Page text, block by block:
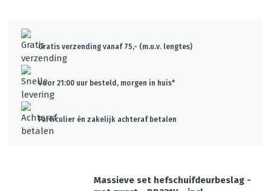
Gratis verzending vanaf 75,- (m.u.v. lengtes)
Voor 21:00 uur besteld, morgen in huis*
Particulier én zakelijk achteraf betalen
Massieve set hefschuifdeurbeslag -